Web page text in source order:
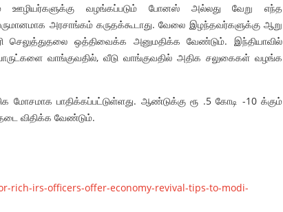
ஊழியர்களுக்கு வழங்கப்படும் போனஸ் அல்லது வேறு எந்த
அரசாங்கம் கருதக்கூடாது. வேலை இழந்தவர்களுக்கு ஆறு
செலுத்துதலை ஒத்திவைக்க அனுமதிக்க வேண்டும். இந்தியாவில்
வாங்குவதில், வீடு வாங்குவதில் அதிக சலுகைகள் வழங்க
மோசமாக பாதிக்கப்பட்டுள்ளது. ஆண்டுக்கு ரூ .5 கோடி -10 க்கும்
விதிக்க வேண்டும்.
rich-irs-officers-offer-economy-revival-tips-to-modi-